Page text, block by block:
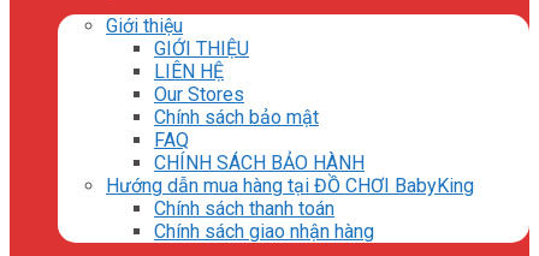
Giới thiệu
GIỚI THIỆU
LIÊN HỆ
Our Stores
Chính sách bảo mật
FAQ
CHÍNH SÁCH BẢO HÀNH
Hướng dẫn mua hàng tại ĐỒ CHƠI BabyKing
Chính sách thanh toán
Chính sách giao nhận hàng